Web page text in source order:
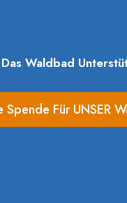
Waldbad
Spende Für UNSER